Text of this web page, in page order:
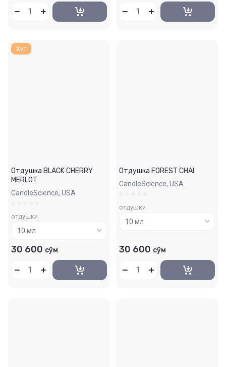
Хит
Отдушка BLACK CHERRY
MERLOT
CandleScience, USA
отдушки
30 600 сўм
Отдушка FOREST CHAI
CandleScience, USA
отдушки
30 600 сўм